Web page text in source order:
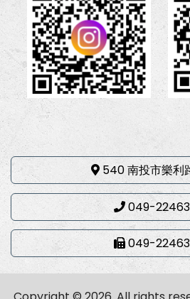
540 南投市樂利
049-
049-